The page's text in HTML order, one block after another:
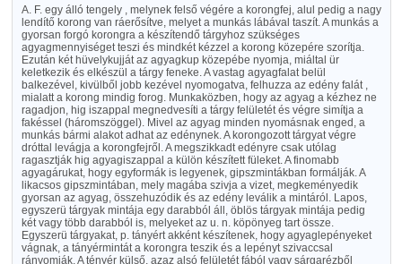
A. F. egy álló tengely , melynek felső végére a korongfej, alul pedig a nagy
lendítő korong van ráerősítve, melyet a munkás lábával taszít. A munkás a
gyorsan forgó korongra a készítendő tárgyhoz szükséges
agyagmennyiséget teszi és mindkét kézzel a korong közepére szorítja.
Ezután két hüvelykujját az agyagkup közepébe nyomja, miáltal ür
keletkezik és elkészül a tárgy feneke. A vastag agyagfalat belül
balkezével, kivülből jobb kezével nyomogatva, felhuzza az edény falát ,
mialatt a korong mindig forog. Munkaközben, hogy az agyag a kézhez ne
ragadjon, hig iszappal megnedvesíti a tárgy felületét és végre simítja a
fakéssel (háromszöggel). Mivel az agyag minden nyomásnak enged, a
munkás bármi alakot adhat az edénynek. A korongozott tárgyat végre
dróttal levágja a korongfejről. A megszikkadt edényre csak utólag
ragasztják hig agyagiszappal a külön készített füleket. A finomabb
agyagárukat, hogy egyformák is legyenek, gipszmintákban formálják. A
likacsos gipszmintában, mely magába szivja a vizet, megkeményedik
gyorsan az agyag, összehuzódik és az edény leválik a mintáról. Lapos,
egyszerü tárgyak mintája egy darabból áll, öblös tárgyak mintája pedig
két vagy több darabból is, melyeket az u. n. köpönyeg tart össze.
Egyszerü tárgyakat, p. tányért akként készítenek, hogy agyaglepényeket
vágnak, a tányérmintát a korongra teszik és a lepényt szivaccsal
rányomják. A tényér külső, azaz alsó felületét fából vagy sárgarézből